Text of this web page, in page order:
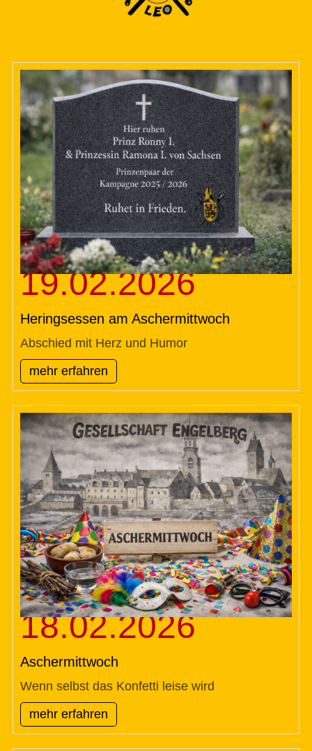
19.02.2026
Heringsessen am Aschermittwoch
Abschied mit Herz und Humor
mehr erfahren
18.02.2026
Aschermittwoch
Wenn selbst das Konfetti leise wird
mehr erfahren